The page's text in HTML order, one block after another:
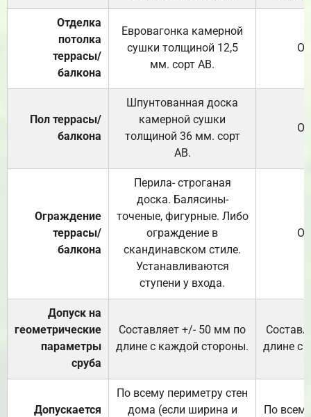
Отделка
потолка
террасы/
балкона
Евровагонка камерной
сушки толщиной 12,5
мм. сорт АВ.
Пол террасы/
балкона
Шпунтованная доска
камерной сушки
толщиной 36 мм. сорт
АВ.
Ограждение
террасы/
балкона
Перила- строганая
доска. Балясины-
точеные, фигурные. Либо
ограждение в
скандинавском стиле.
Устанавливаются
ступени у входа.
Допуск на
геометрические
параметры
сруба
Составляет +/- 50 мм по
длине с каждой стороны.
длине с
Допускается
По всему периметру стен
дома (если ширина и
По